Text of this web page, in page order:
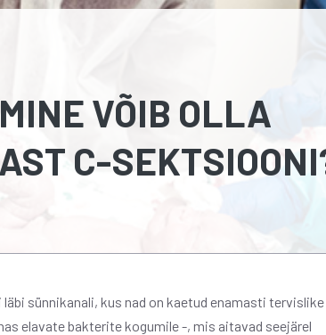
VÕIB OLLA
C-
sünnikanali, kus nad on kaetud enamasti tervislike
elavate bakterite kogumile -, mis aitavad seejärel